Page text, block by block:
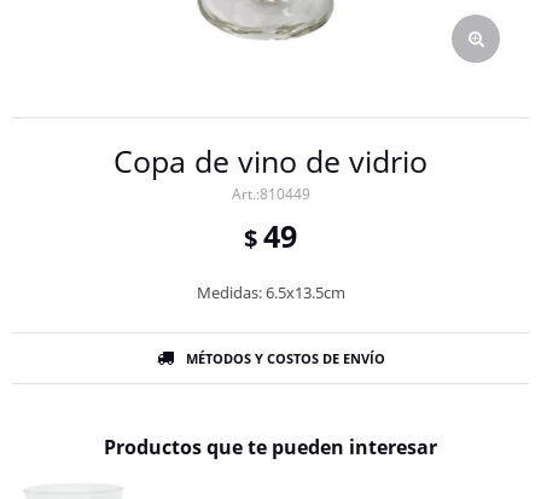
Copa de vino de vidrio
810449
$49
Medidas: 6.5x13.5cm
MÉTODOS Y COSTOS DE ENVÍO
Productos que te pueden interesar